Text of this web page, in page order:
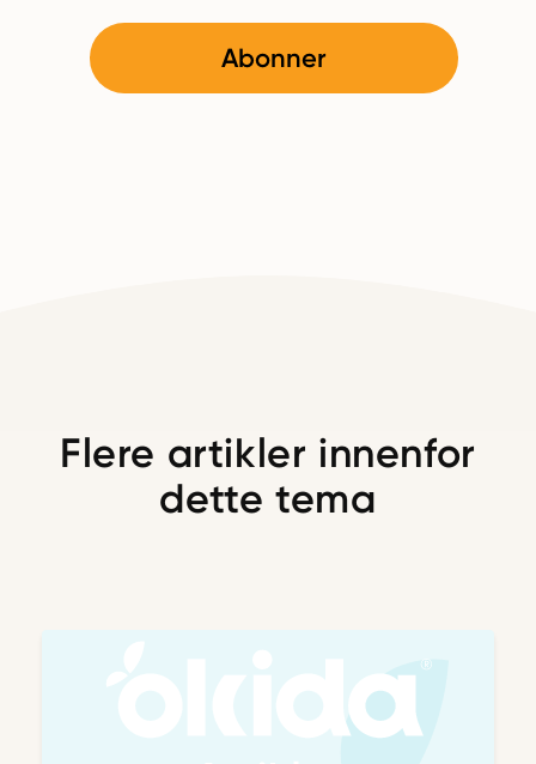
Abonner
Flere artikler innenfor
dette tema